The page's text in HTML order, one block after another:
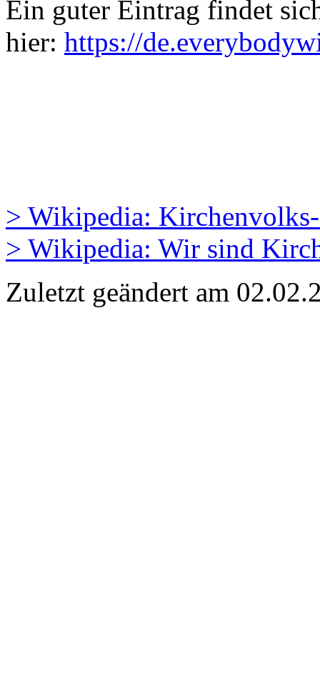
Ein guter Eintrag findet
hier: https://
> Wikipedia:
> Wikipedia: Wir sind
Zuletzt geändert am